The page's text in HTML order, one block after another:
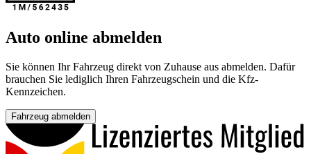
Auto online abmelden
Sie können Ihr Fahrzeug direkt von Zuhause aus abmelden. Dafür
brauchen Sie lediglich Ihren Fahrzeugschein und die Kfz-
Kennzeichen.
Fahrzeug abmelden